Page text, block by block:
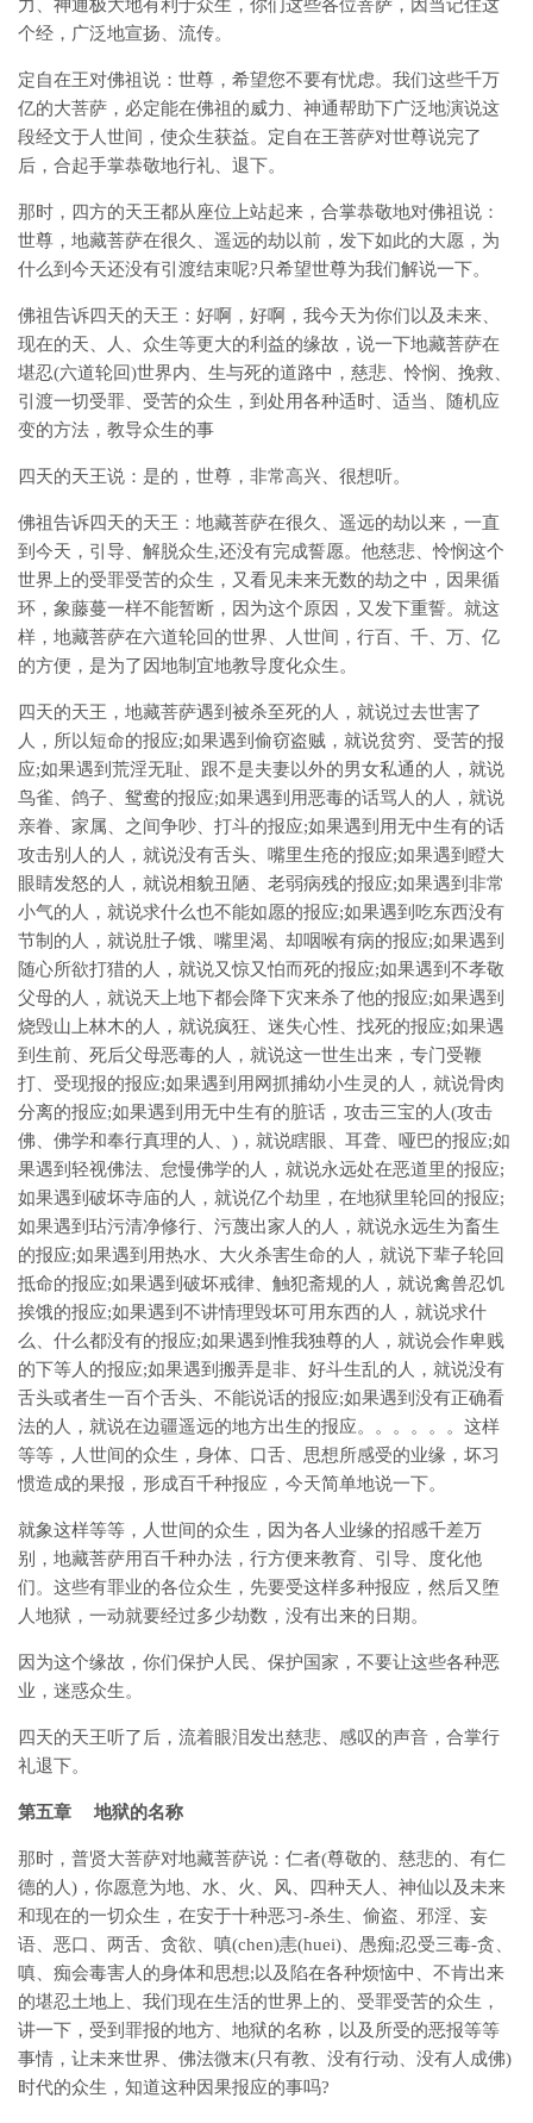
力、神通极大地有利于众生，你们这些各位菩萨，因当记住这
个经，广泛地宣扬、流传。
定自在王对佛祖说：世尊，希望您不要有忧虑。我们这些千万
亿的大菩萨，必定能在佛祖的威力、神通帮助下广泛地演说这
段经文于人世间，使众生获益。定自在王菩萨对世尊说完了
后，合起手掌恭敬地行礼、退下。
那时，四方的天王都从座位上站起来，合掌恭敬地对佛祖说：
世尊，地藏菩萨在很久、遥远的劫以前，发下如此的大愿，为
什么到今天还没有引渡结束呢?只希望世尊为我们解说一下。
佛祖告诉四天的天王：好啊，好啊，我今天为你们以及未来、
现在的天、人、众生等更大的利益的缘故，说一下地藏菩萨在
堪忍(六道轮回)世界内、生与死的道路中，慈悲、怜悯、挽救、
引渡一切受罪、受苦的众生，到处用各种适时、适当、随机应
变的方法，教导众生的事
四天的天王说：是的，世尊，非常高兴、很想听。
佛祖告诉四天的天王：地藏菩萨在很久、遥远的劫以来，一直
到今天，引导、解脱众生,还没有完成誓愿。他慈悲、怜悯这个
世界上的受罪受苦的众生，又看见未来无数的劫之中，因果循
环，象藤蔓一样不能暂断，因为这个原因，又发下重誓。就这
样，地藏菩萨在六道轮回的世界、人世间，行百、千、万、亿
的方便，是为了因地制宜地教导度化众生。
四天的天王，地藏菩萨遇到被杀至死的人，就说过去世害了
人，所以短命的报应;如果遇到偷窃盗贼，就说贫穷、受苦的报
应;如果遇到荒淫无耻、跟不是夫妻以外的男女私通的人，就说
鸟雀、鸽子、鸳鸯的报应;如果遇到用恶毒的话骂人的人，就说
亲眷、家属、之间争吵、打斗的报应;如果遇到用无中生有的话
攻击别人的人，就说没有舌头、嘴里生疮的报应;如果遇到瞪大
眼睛发怒的人，就说相貌丑陋、老弱病残的报应;如果遇到非常
小气的人，就说求什么也不能如愿的报应;如果遇到吃东西没有
节制的人，就说肚子饿、嘴里渴、却咽喉有病的报应;如果遇到
随心所欲打猎的人，就说又惊又怕而死的报应;如果遇到不孝敬
父母的人，就说天上地下都会降下灾来杀了他的报应;如果遇到
烧毁山上林木的人，就说疯狂、迷失心性、找死的报应;如果遇
到生前、死后父母恶毒的人，就说这一世生出来，专门受鞭
打、受现报的报应;如果遇到用网抓捕幼小生灵的人，就说骨肉
分离的报应;如果遇到用无中生有的脏话，攻击三宝的人(攻击
佛、佛学和奉行真理的人、)，就说瞎眼、耳聋、哑巴的报应;如
果遇到轻视佛法、怠慢佛学的人，就说永远处在恶道里的报应;
如果遇到破坏寺庙的人，就说亿个劫里，在地狱里轮回的报应;
如果遇到玷污清净修行、污蔑出家人的人，就说永远生为畜生
的报应;如果遇到用热水、大火杀害生命的人，就说下辈子轮回
抵命的报应;如果遇到破坏戒律、触犯斋规的人，就说禽兽忍饥
挨饿的报应;如果遇到不讲情理毁坏可用东西的人，就说求什
么、什么都没有的报应;如果遇到惟我独尊的人，就说会作卑贱
的下等人的报应;如果遇到搬弄是非、好斗生乱的人，就说没有
舌头或者生一百个舌头、不能说话的报应;如果遇到没有正确看
法的人，就说在边疆遥远的地方出生的报应。。。。。。这样
等等，人世间的众生，身体、口舌、思想所感受的业缘，坏习
惯造成的果报，形成百千种报应，今天简单地说一下。
就象这样等等，人世间的众生，因为各人业缘的招感千差万
别，地藏菩萨用百千种办法，行方便来教育、引导、度化他
们。这些有罪业的各位众生，先要受这样多种报应，然后又堕
人地狱，一动就要经过多少劫数，没有出来的日期。
因为这个缘故，你们保护人民、保护国家，不要让这些各种恶
业，迷惑众生。
四天的天王听了后，流着眼泪发出慈悲、感叹的声音，合掌行
礼退下。
第五章 地狱的名称
那时，普贤大菩萨对地藏菩萨说：仁者(尊敬的、慈悲的、有仁
德的人)，你愿意为地、水、火、风、四种天人、神仙以及未来
和现在的一切众生，在安于十种恶习-杀生、偷盗、邪淫、妄
语、恶口、两舌、贪欲、嗔(chen)恚(huei)、愚痴;忍受三毒-贪、
嗔、痴会毒害人的身体和思想;以及陷在各种烦恼中、不肯出来
的堪忍土地上、我们现在生活的世界上的、受罪受苦的众生，
讲一下，受到罪报的地方、地狱的名称，以及所受的恶报等等
事情，让未来世界、佛法微末(只有教、没有行动、没有人成佛)
时代的众生，知道这种因果报应的事吗?